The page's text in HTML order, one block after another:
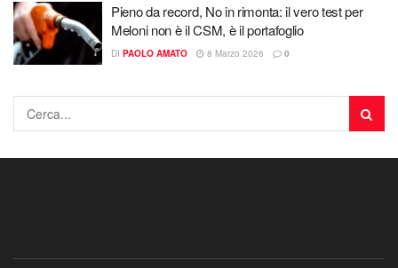
Pieno da record, No in rimonta: il vero test per
Meloni non è il CSM, è il portafoglio
DI PAOLO AMATO 8 Marzo 2026 0